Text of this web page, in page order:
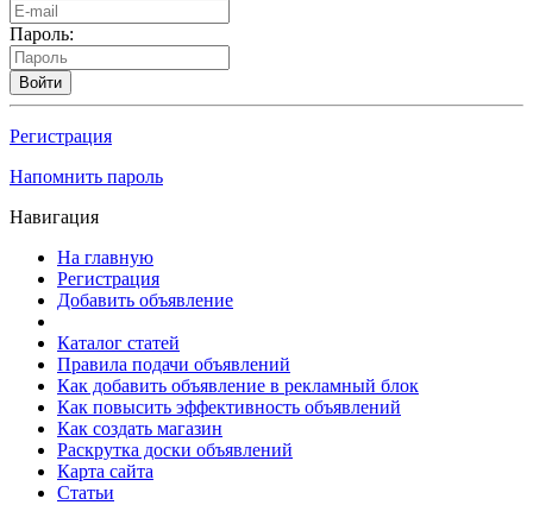
Пароль:
Войти
Регистрация
Напомнить пароль
Навигация
На главную
Регистрация
Добавить объявление
Каталог статей
Правила подачи объявлений
Как добавить объявление в рекламный блок
Как повысить эффективность объявлений
Как создать магазин
Раскрутка доски объявлений
Карта сайта
Статьи